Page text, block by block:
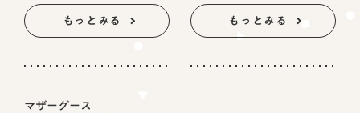
もっとみる もっとみる
マザーグース